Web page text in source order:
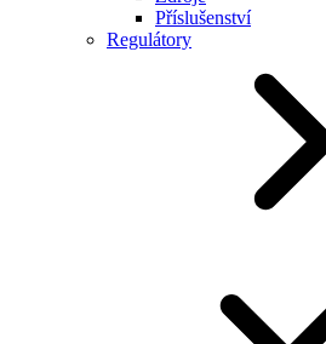
Příslušenství
Regulátory